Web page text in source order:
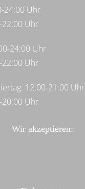
24:00 Uhr
22:00 Uhr
24:00 Uhr
22:00 Uhr
12:00-21:00 Uhr
20:00 Uhr
Wir akzeptieren: